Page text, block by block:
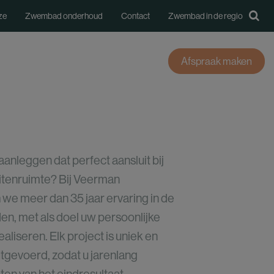
Zwembad onderhoud Contact Zwembad in de regio 
La Plage 10 zwembad
XL zwembad
Afspraak maken
dat perfect aansluit bij
Bij Veerman
meer dan 35 jaar ervaring in de
met als doel uw persoonlijke
Elk project is uniek en
zodat u jarenlang